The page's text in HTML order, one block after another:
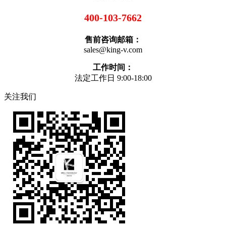
400-103-7662
售前咨询邮箱：
sales@king-v.com
工作时间：
法定工作日 9:00-18:00
关注我们